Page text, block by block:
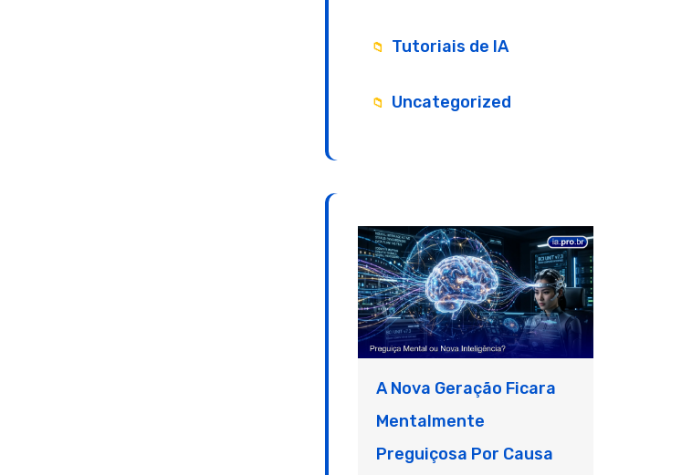
Tutoriais de IA
Uncategorized
A Nova Geração Ficara
Mentalmente
Preguiçosa Por Causa